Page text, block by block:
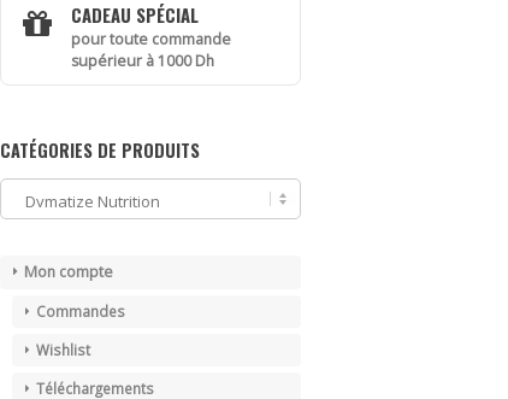
CADEAU SPÉCIAL
pour toute commande
supérieur à 1000 Dh
CATÉGORIES DE PRODUITS
Mon compte
Commandes
Wishlist
Téléchargements